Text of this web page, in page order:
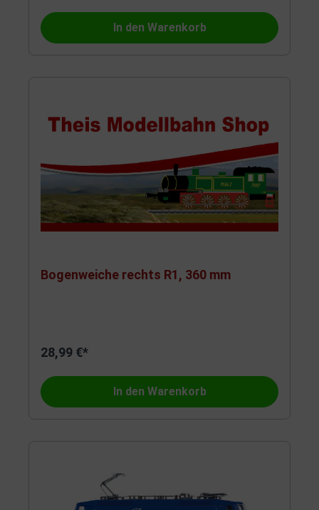
In den Warenkorb
Bogenweiche rechts R1, 360 mm
28,99 €*
In den Warenkorb